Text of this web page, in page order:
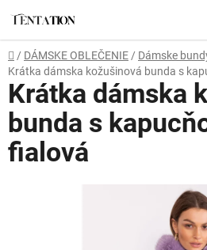
obsah
Domov
/ DÁMSKE OBLEČENIE / Dámske
Krátka dámska kožušinová bunda s
Krátka dámska
bunda s
fialová